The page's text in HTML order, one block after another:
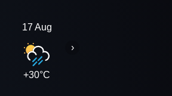
17 Aug
+30°C
›